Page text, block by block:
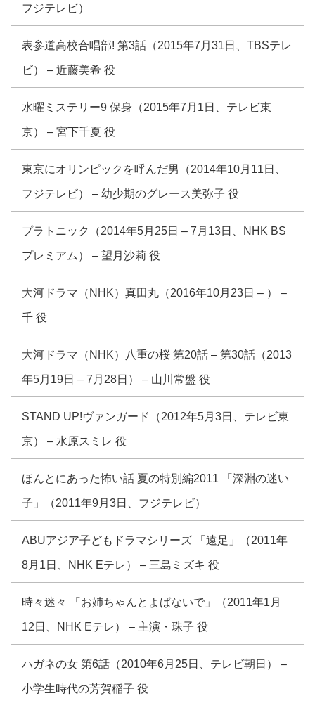
フジテレビ）
表参道高校合唱部! 第3話（2015年7月31日、TBSテレ
ビ） – 近藤美希 役
水曜ミステリー9 保身（2015年7月1日、テレビ東
京） – 宮下千夏 役
東京にオリンピックを呼んだ男（2014年10月11日、
フジテレビ） – 幼少期のグレース美弥子 役
プラトニック（2014年5月25日 – 7月13日、NHK BS
プレミアム） – 望月沙莉 役
大河ドラマ（NHK）真田丸（2016年10月23日 – ） –
千 役
大河ドラマ（NHK）八重の桜 第20話 – 第30話（2013
年5月19日 – 7月28日） – 山川常盤 役
STAND UP!ヴァンガード（2012年5月3日、テレビ東
京） – 水原スミレ 役
ほんとにあった怖い話 夏の特別編2011 「深淵の迷い
子」（2011年9月3日、フジテレビ）
ABUアジア子どもドラマシリーズ 「遠足」（2011年
8月1日、NHK Eテレ） – 三島ミズキ 役
時々迷々 「お姉ちゃんとよばないで」（2011年1月
12日、NHK Eテレ） – 主演・珠子 役
ハガネの女 第6話（2010年6月25日、テレビ朝日） –
小学生時代の芳賀稲子 役